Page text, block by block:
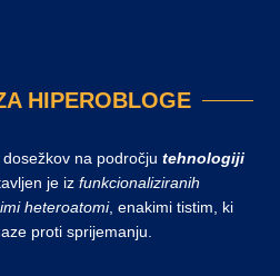
HIPEROBLOGE
na področju tehnologiji
je iz funkcionaliziranih
heteroatomi, enakimi tistim, ki
proti sprijemanju.